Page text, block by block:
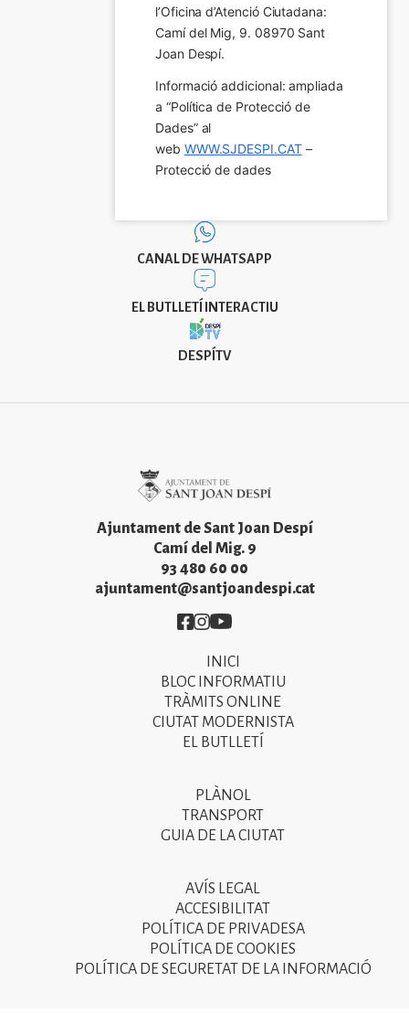
l’Oficina d’Atenció Ciutadana:
Camí del Mig, 9. 08970 Sant
Joan Despí.
Informació addicional: ampliada
a “Política de Protecció de
Dades” al
web WWW.SJDESPI.CAT –
Protecció de dades
CANAL DE WHATSAPP
EL BUTLLETÍ INTERACTIU
DESPÍTV
Ajuntament de Sant Joan Despí
Camí del Mig. 9
93 480 60 00
ajuntament@santjoandespi.cat
Imatge
Imatge
Imatge
INICI
BLOC INFORMATIU
TRÀMITS ONLINE
CIUTAT MODERNISTA
EL BUTLLETÍ
PLÀNOL
TRANSPORT
GUIA DE LA CIUTAT
AVÍS LEGAL
ACCESIBILITAT
POLÍTICA DE PRIVADESA
POLÍTICA DE COOKIES
POLÍTICA DE SEGURETAT DE LA INFORMACIÓ